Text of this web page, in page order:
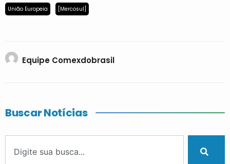
União Europeia [Mercosul]
Equipe Comexdobrasil
Buscar Notícias